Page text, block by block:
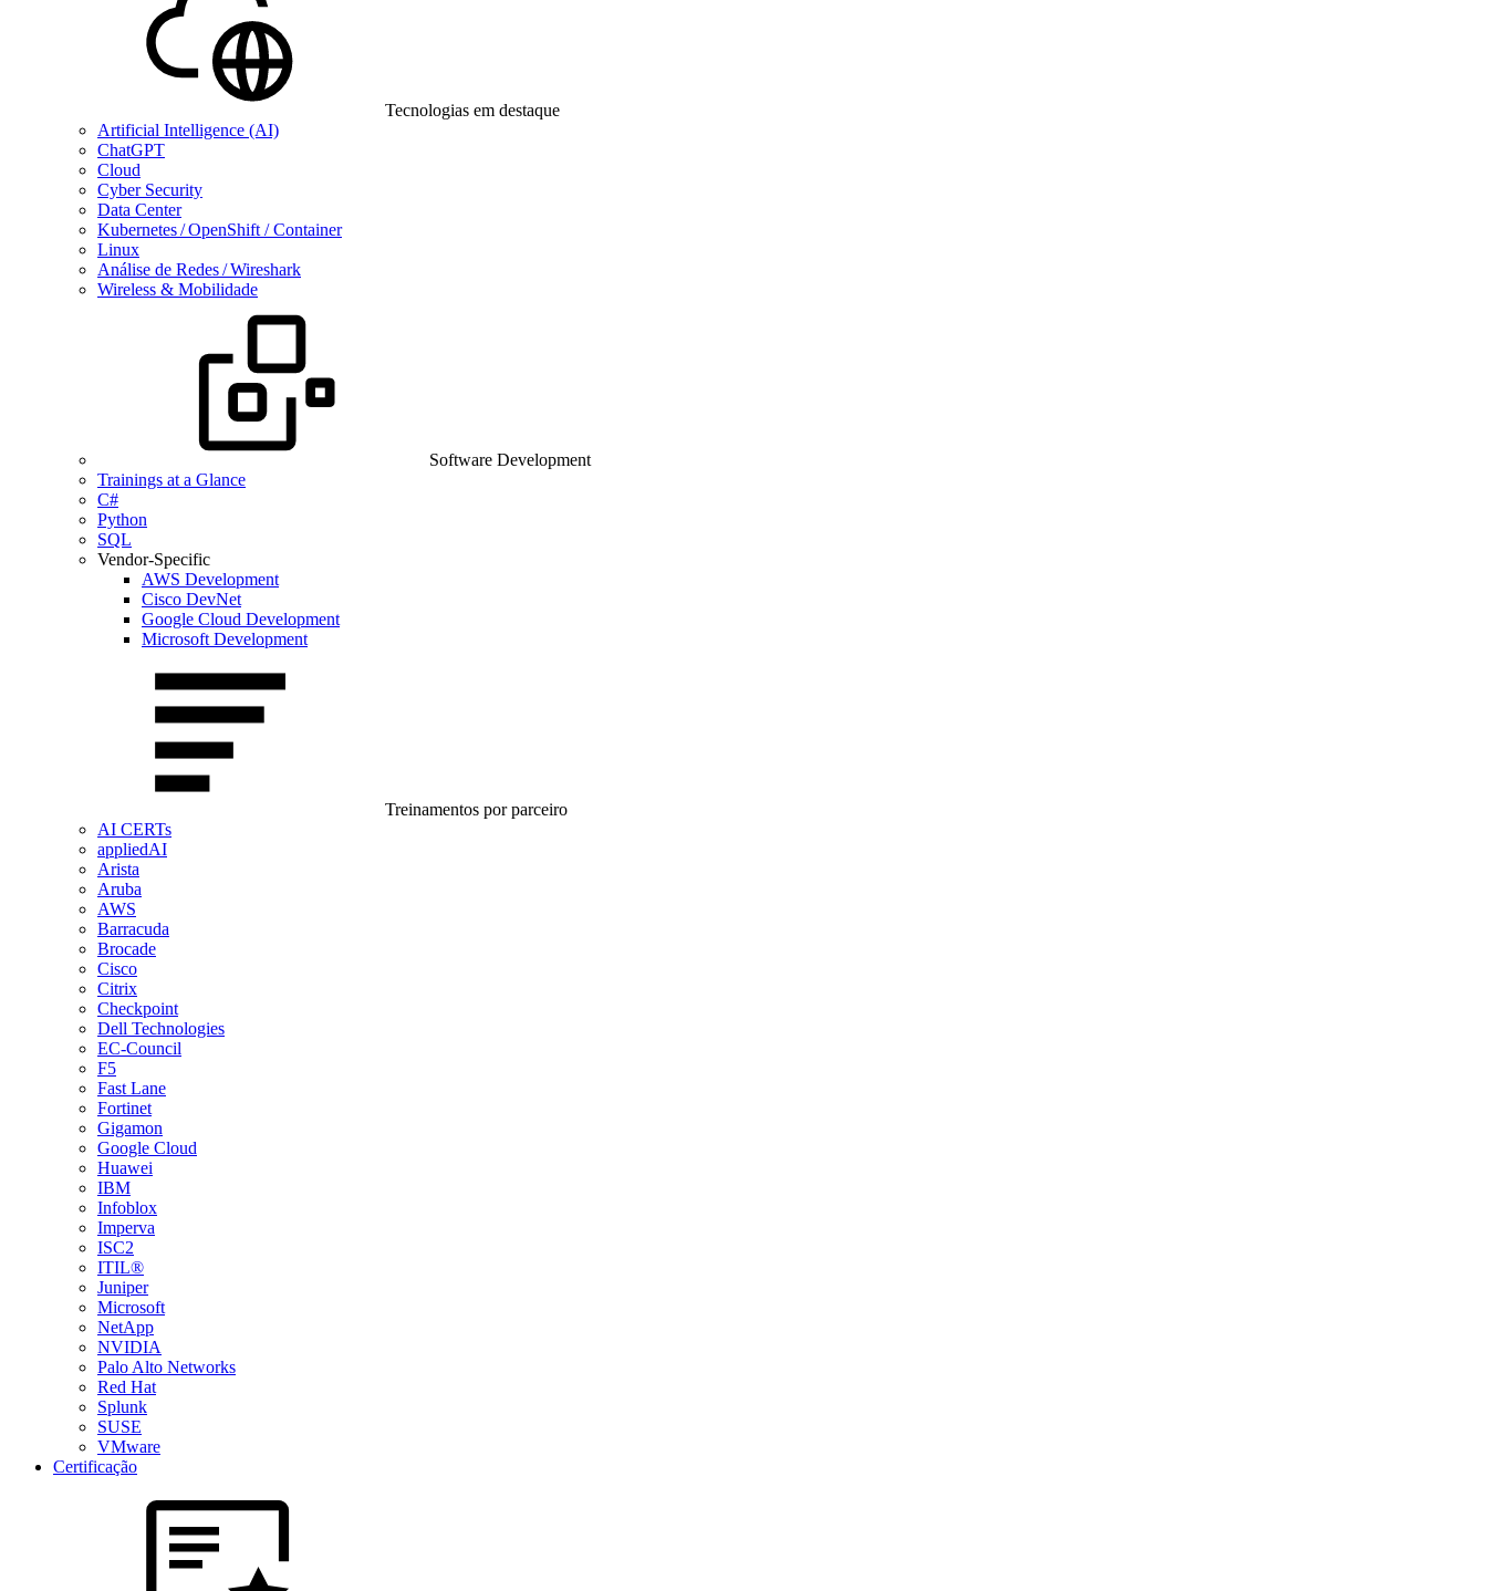
Tecnologias em destaque
Artificial Intelligence (AI)
ChatGPT
Cloud
Cyber Security
Data Center
Kubernetes / OpenShift / Container
Linux
Análise de Redes / Wireshark
Wireless & Mobilidade
Software Development
Trainings at a Glance
C#
Python
SQL
Vendor-Specific
AWS Development
Cisco DevNet
Google Cloud Development
Microsoft Development
Treinamentos por parceiro
AI CERTs
appliedAI
Arista
Aruba
AWS
Barracuda
Brocade
Cisco
Citrix
Checkpoint
Dell Technologies
EC-Council
F5
Fast Lane
Fortinet
Gigamon
Google Cloud
Huawei
IBM
Infoblox
Imperva
ISC2
ITIL®
Juniper
Microsoft
NetApp
NVIDIA
Palo Alto Networks
Red Hat
Splunk
SUSE
VMware
Certificação